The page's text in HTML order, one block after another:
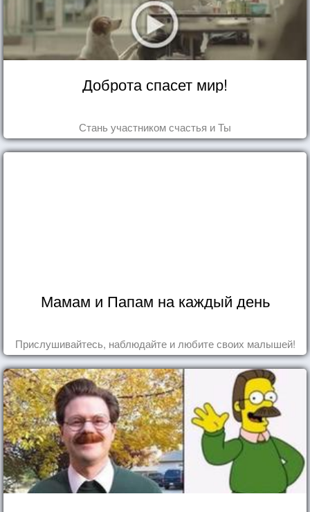
Доброта спасет мир!
Стань участником счастья и Ты
Мамам и Папам на каждый день
Прислушивайтесь, наблюдайте и любите своих малышей!